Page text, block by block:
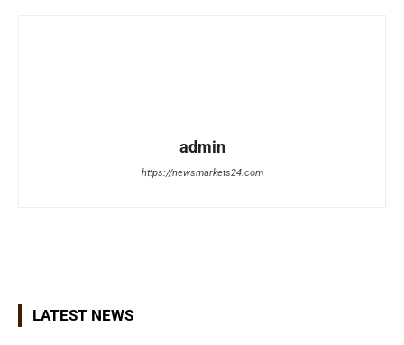
admin
https://newsmarkets24.com
LATEST NEWS